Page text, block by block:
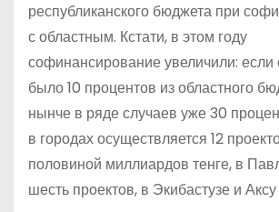
республиканского бюджета при
с областным. Кстати, в этом году
софинансирование увеличили: если
было 10 процентов из областного
нынче в ряде случаев уже 30
в городах осуществляется 12
половиной миллиардов тенге, в
шесть проектов, в Экибастузе и